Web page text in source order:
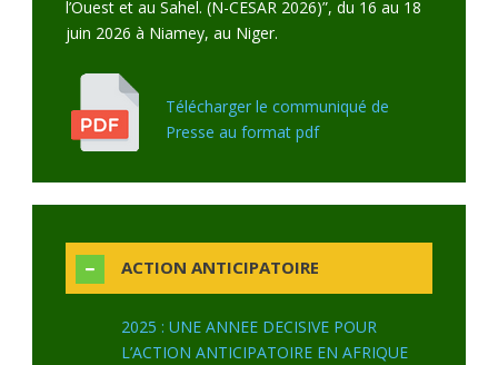
l’Ouest et au Sahel. (N-CESAR 2026)”, du 16 au 18
juin 2026 à Niamey, au Niger.
Télécharger le communiqué de
Presse au format pdf
ACTION ANTICIPATOIRE
2025 : UNE ANNEE DECISIVE POUR
L’ACTION ANTICIPATOIRE EN AFRIQUE